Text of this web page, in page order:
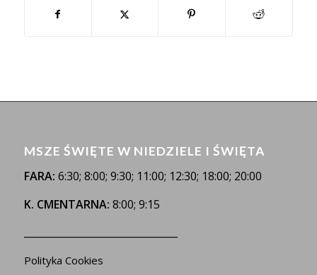
MSZE ŚWIĘTE W NIEDZIELE I ŚWIĘTA
FARA: 6:30; 8:00; 9:30; 11:00; 12:30; 18:00; 20:00
K. CMENTARNA: 8:00; 9:15
Polityka Cookies